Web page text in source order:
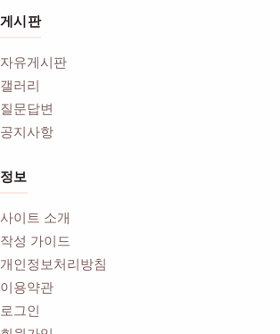
게시판
자유게시판
갤러리
질문답변
공지사항
정보
사이트 소개
작성 가이드
개인정보처리방침
이용약관
로그인